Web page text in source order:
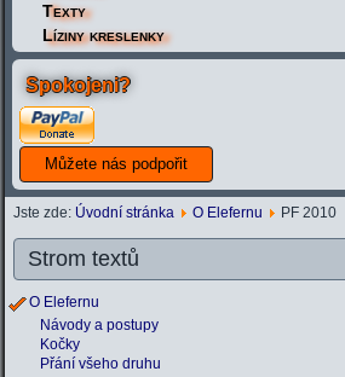
Texty
Líziny kreslenky
Spokojeni?
Jste zde: Úvodní stránka O Elefernu PF 2010
Strom textů
O Elefernu
Návody a postupy
Kočky
Přání všeho druhu